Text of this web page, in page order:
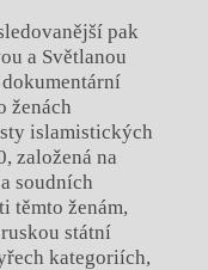
pak
a Světlanou
ženách
islamistických
založená na
soudních
těmto ženám,
státní
kategoriích,